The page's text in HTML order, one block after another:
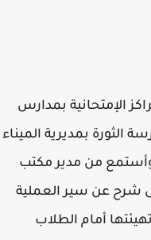
الإمتحانية بمدارس
بمديرية الميناء
وأستمع من مدير مكتب
شرح عن سير العملية
أمام الطلاب